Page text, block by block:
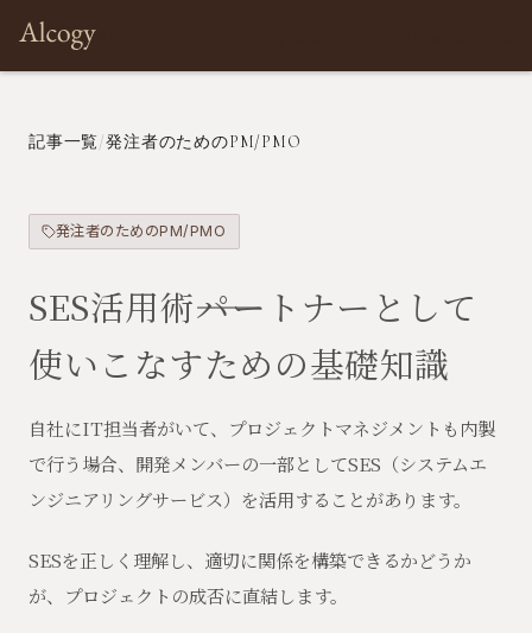
記事一覧/発注者のためのPM/PMO
発注者のためのPM/PMO
SES活用術――パートナーとして
使いこなすための基礎知識
自社にIT担当者がいて、プロジェクトマネジメントも内製
で行う場合、開発メンバーの一部としてSES（システムエ
ンジニアリングサービス）を活用することがあります。
SESを正しく理解し、適切に関係を構築できるかどうか
が、プロジェクトの成否に直結します。